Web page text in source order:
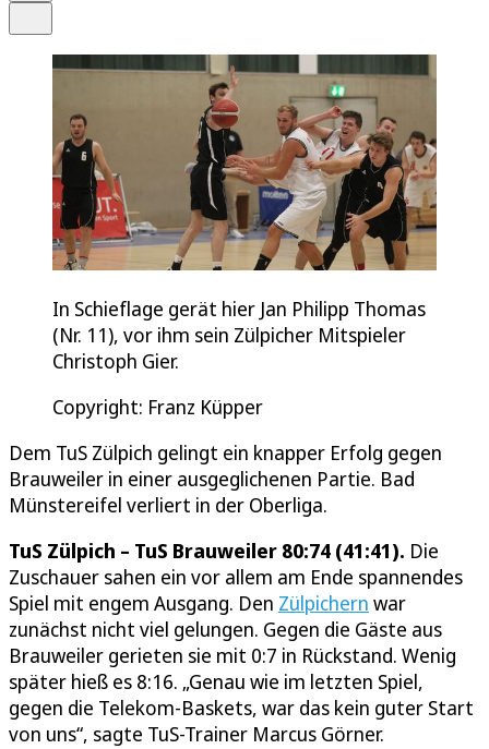
In Schieflage gerät hier Jan Philipp Thomas
(Nr. 11), vor ihm sein Zülpicher Mitspieler
Christoph Gier.
Copyright: Franz Küpper
Dem TuS Zülpich gelingt ein knapper Erfolg gegen
Brauweiler in einer ausgeglichenen Partie. Bad
Münstereifel verliert in der Oberliga.
TuS Zülpich – TuS Brauweiler 80:74 (41:41). Die
Zuschauer sahen ein vor allem am Ende spannendes
Spiel mit engem Ausgang. Den Zülpichern war
zunächst nicht viel gelungen. Gegen die Gäste aus
Brauweiler gerieten sie mit 0:7 in Rückstand. Wenig
später hieß es 8:16. „Genau wie im letzten Spiel,
gegen die Telekom-Baskets, war das kein guter Start
von uns“, sagte TuS-Trainer Marcus Görner.